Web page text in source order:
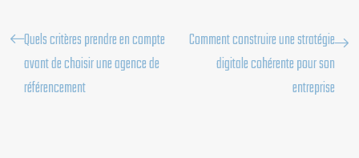
Quels critères prendre en compte
avant de choisir une agence de
référencement
Comment construire une stratégie
digitale cohérente pour son
entreprise